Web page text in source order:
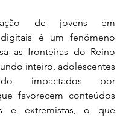
de jovens em
digitais é um fenômeno
as fronteiras do Reino
inteiro, adolescentes
impactados por
favorecem conteúdos
e extremistas, o que